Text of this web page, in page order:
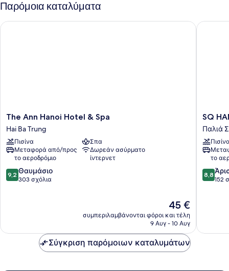
Παρόμοια καταλύματα
The
Ann
Hanoi
Hotel
&
Spa
Hai
Ba
The Ann Hanoi Hotel & Spa
Hai Ba Trung
Πισίνα
Σπα
Μεταφορά από/προς
το αεροδρόμιο
Δωρεάν ασύρματο
ίντερνετ
9.2
στα
9,2 Θαυμάσιο
303 σχόλια
Η
τιμή
είναι
45 €
συμπεριλαμβάνονται φόροι και τέλη
9 Αυγ - 10 Αυγ
The Ann Hanoi Hotel & Spa
SQ
HANG
GAI
HOTEL
&
SPA
Παλιά
SQ
Παλιά
το
8.8
στα
8,8
152
SQ
Σύγκριση παρόμοιων καταλυμάτων